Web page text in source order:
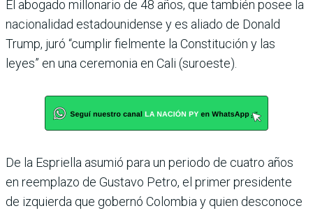
El abogado millonario de 48 años, que también posee la
nacionalidad estadouni­dense y es aliado de Donald
Trump, juró “cumplir fiel­mente la Constitución y las
leyes” en una ceremonia en Cali (suroeste).
De la Espriella asumió para un periodo de cuatro años
en reemplazo de Gustavo Petro, el primer presidente
de izquierda que gobernó Colombia y quien desconoce